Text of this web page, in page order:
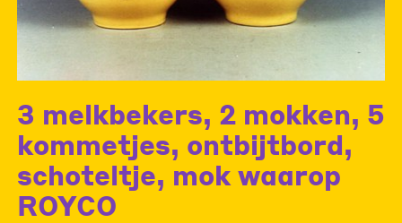
3 melkbekers, 2 mokken, 5
kommetjes, ontbijtbord,
schoteltje, mok waarop
ROYCO